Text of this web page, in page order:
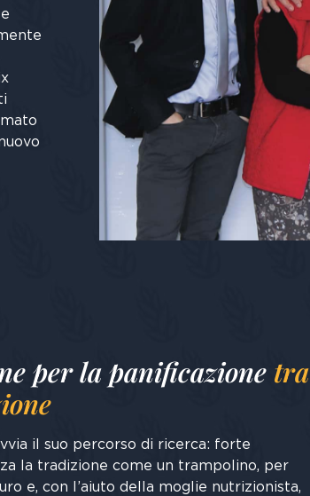
per la panificazione tra
il suo percorso di ricerca: forte
la tradizione come un trampolino, per
e, con l’aiuto della moglie nutrizionista,